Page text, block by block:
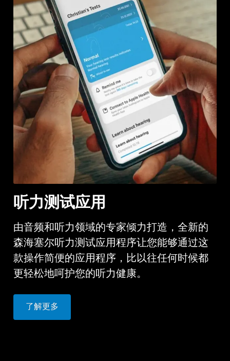
听力测试应用
由音频和听力领域的专家倾力打造，全新的
森海塞尔听力测试应用程序让您能够通过这
款操作简便的应用程序，比以往任何时候都
更轻松地呵护您的听力健康。
了解更多